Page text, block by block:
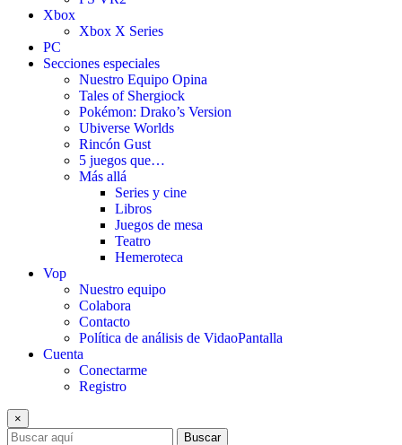
Xbox
Xbox X Series
PC
Secciones especiales
Nuestro Equipo Opina
Tales of Shergiock
Pokémon: Drako’s Version
Ubiverse Worlds
Rincón Gust
5 juegos que…
Más allá
Series y cine
Libros
Juegos de mesa
Teatro
Hemeroteca
Vop
Nuestro equipo
Colabora
Contacto
Política de análisis de VidaoPantalla
Cuenta
Conectarme
Registro
×
Buscar